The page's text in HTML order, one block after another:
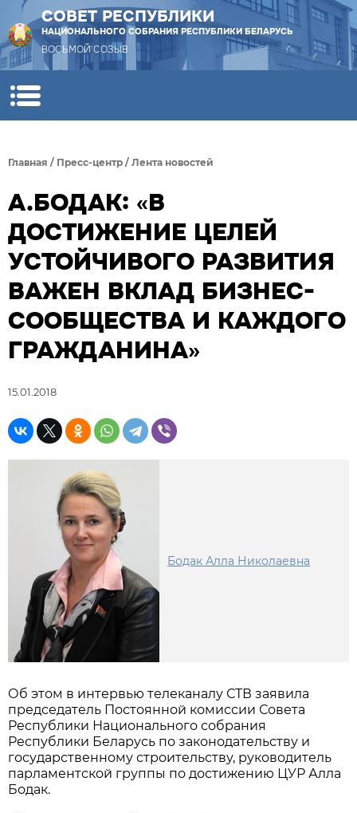
СОВЕТ РЕСПУБЛИКИ
НАЦИОНАЛЬНОГО СОБРАНИЯ РЕСПУБЛИКИ БЕЛАРУСЬ
ВОСЬМОЙ СОЗЫВ
Главная / Пресс-центр / Лента новостей
А.БОДАК: «В
ДОСТИЖЕНИЕ ЦЕЛЕЙ
УСТОЙЧИВОГО РАЗВИТИЯ
ВАЖЕН ВКЛАД БИЗНЕС-
СООБЩЕСТВА И КАЖДОГО
ГРАЖДАНИНА»
15.01.2018
Бодак Алла Николаевна
Об этом в интервью телеканалу СТВ заявила
председатель Постоянной комиссии Совета
Республики Национального собрания
Республики Беларусь по законодательству и
государственному строительству, руководитель
парламентской группы по достижению ЦУР Алла
Бодак.